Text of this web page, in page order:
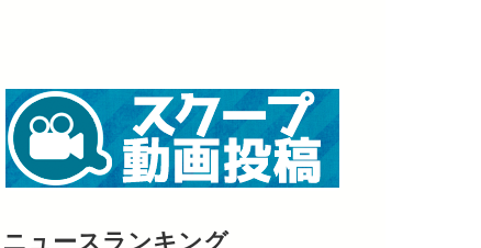
ニュースランキング